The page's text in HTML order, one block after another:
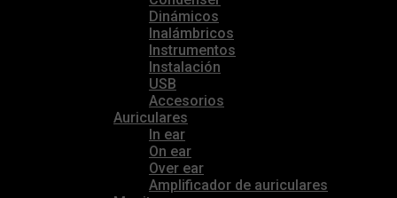
Dinámicos
Inalámbricos
Instrumentos
Instalación
USB
Accesorios
Auriculares
In ear
On ear
Over ear
Amplificador de auriculares